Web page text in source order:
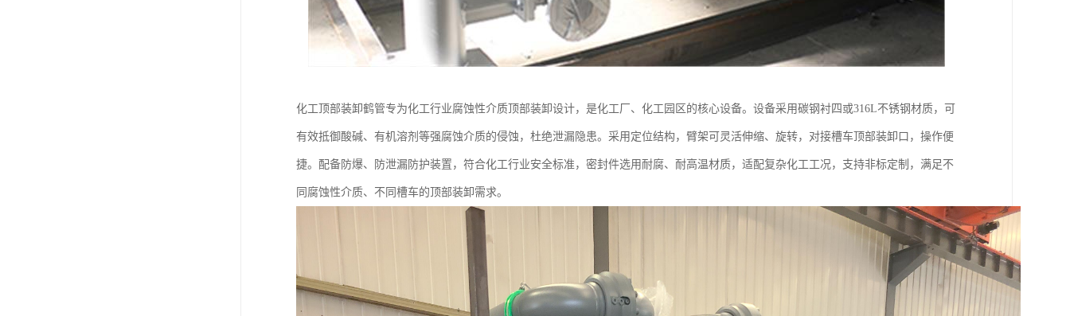
化工顶部装卸鹤管专为化工行业腐蚀性介质顶部装卸设计，是化工厂、化工园区的核心设备。设备采用碳钢衬四或316L不锈钢材质，可
有效抵御酸碱、有机溶剂等强腐蚀介质的侵蚀，杜绝泄漏隐患。采用定位结构，臂架可灵活伸缩、旋转，对接槽车顶部装卸口，操作便
捷。配备防爆、防泄漏防护装置，符合化工行业安全标准，密封件选用耐腐、耐高温材质，适配复杂化工工况，支持非标定制，满足不
同腐蚀性介质、不同槽车的顶部装卸需求。